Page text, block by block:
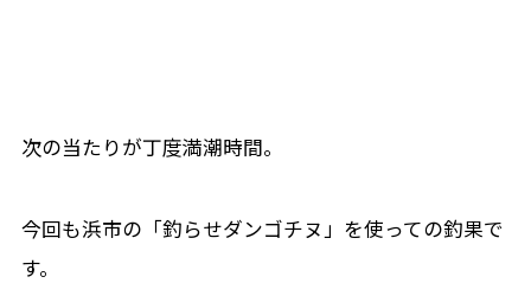
次の当たりが丁度満潮時間。
今回も浜市の「釣らせダンゴチヌ」を使っての釣果で
す。